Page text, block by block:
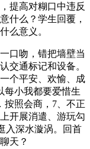
提高对糊口中违反
什么？学生回覆，
么意义。
口吻，错把墙壁当
交通标记和设备。
个平安、欢愉、成
每小我都要爱惜生
按照会商，7、不正
开展消遣、游玩勾
入深水漩涡。回首
天？